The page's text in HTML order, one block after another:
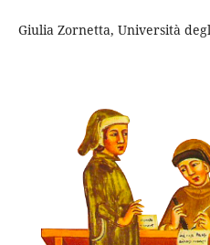
Giulia Zornetta, Università